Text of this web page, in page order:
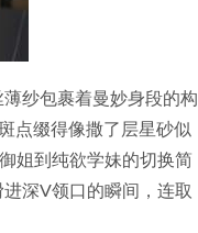
纱包裹着曼妙身段的构
点缀得像撒了层星砂似
姐到纯欲学妹的切换简
深V领口的瞬间，连取